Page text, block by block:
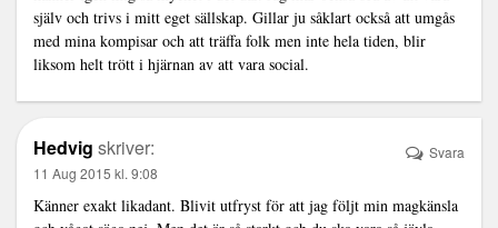
själv och trivs i mitt eget sällskap. Gillar ju såklart också att umgås
med mina kompisar och att träffa folk men inte hela tiden, blir
liksom helt trött i hjärnan av att vara social.
Hedvig skriver:
11 Aug 2015 kl. 9:08
Känner exakt likadant. Blivit utfryst för att jag följt min magkänsla
Svara